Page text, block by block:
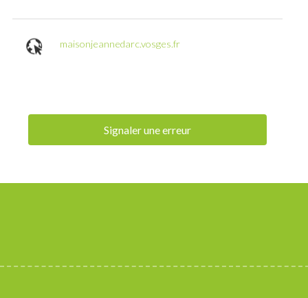
maisonjeannedarc.vosges.fr
Signaler une erreur